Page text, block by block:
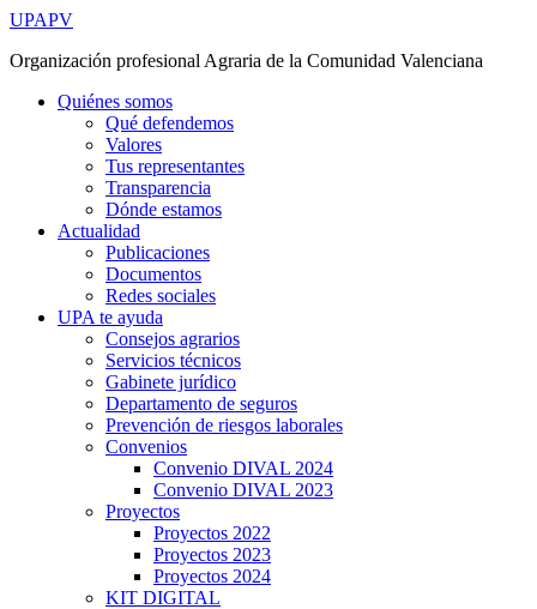
Ir
contenido
UPAPV
Organización profesional Agraria de la Comunidad Valenciana
Quiénes somos
Qué defendemos
Valores
Tus representantes
Transparencia
Dónde estamos
Actualidad
Publicaciones
Documentos
Redes sociales
UPA te ayuda
Consejos agrarios
Servicios técnicos
Gabinete jurídico
Departamento de seguros
Prevención de riesgos laborales
Convenios
Convenio DIVAL 2024
Convenio DIVAL 2023
Proyectos
Proyectos 2022
Proyectos 2023
Proyectos 2024
KIT DIGITAL